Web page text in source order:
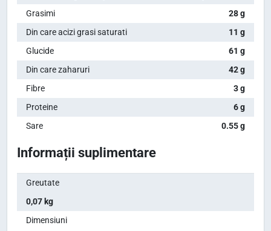
Grasimi
28 g
Din care acizi grasi saturati
11 g
Glucide
61 g
Din care zaharuri
42 g
Fibre
3 g
Proteine
6 g
Sare
0.55 g
Informații suplimentare
Greutate
0,07 kg
Dimensiuni